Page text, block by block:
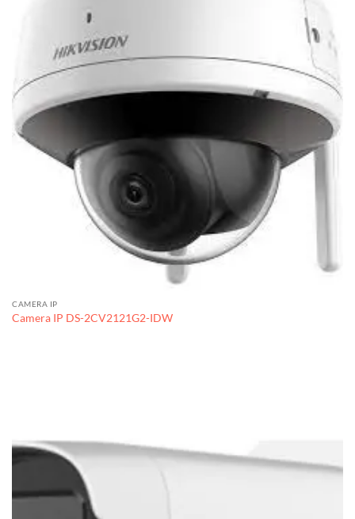
CAMERA IP
Camera IP DS-2CV2121G2-IDW